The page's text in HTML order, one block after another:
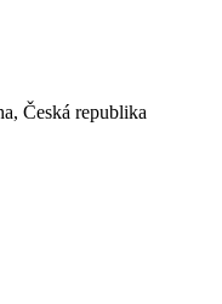
Česká republika